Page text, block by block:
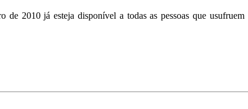
de 2010 já esteja disponível a todas as pessoas que